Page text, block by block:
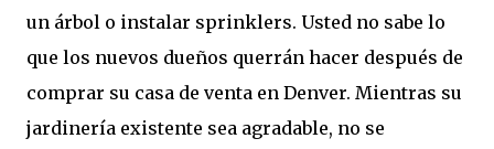
un árbol o instalar sprinklers. Usted no sabe lo
que los nuevos dueños querrán hacer después de
comprar su casa de venta en Denver. Mientras su
jardinería existente sea agradable, no se